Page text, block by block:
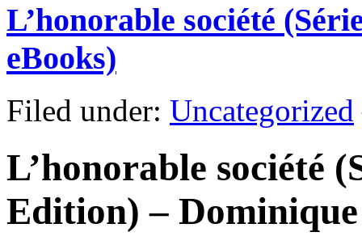
L’honorable société
eBooks)
Filed under: Uncategorized
L’honorable société
Edition) –